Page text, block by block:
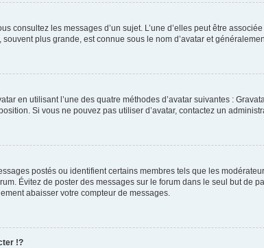
consultez les messages d’un sujet. L’une d’elles peut être
plus grande, est connue sous le nom d’avatar et
en utilisant l’une des quatre méthodes d’avatar suivantes :
Si vous ne pouvez pas utiliser d’avatar, contactez un
postés ou identifient certains membres tels que les
Évitez de poster des messages sur le forum dans le seul but de
abaisser votre compteur de messages.
!?